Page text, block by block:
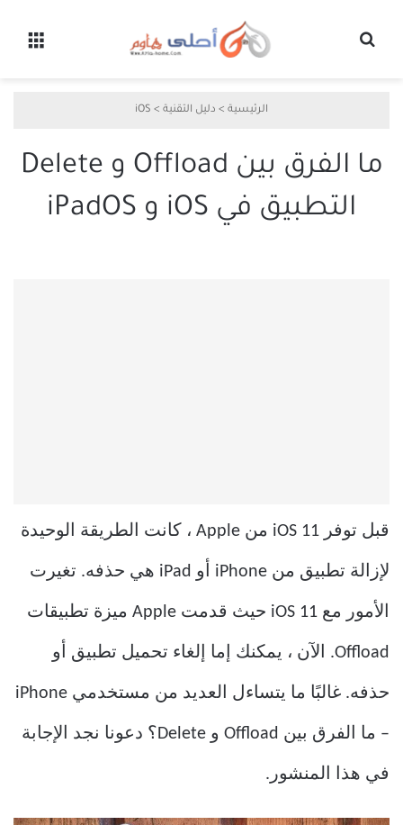
الرئيسية > دليل التقنية >
iOS
ما الفرق بين Offload و Delete
التطبيق في iOS و iPadOS
قبل توفر iOS 11 من Apple ، كانت الطريقة الوحيدة
لإزالة تطبيق من iPhone أو iPad هي حذفه. تغيرت
الأمور مع iOS 11 حيث قدمت Apple ميزة تطبيقات
Offload. الآن ، يمكنك إما إلغاء تحميل تطبيق أو
حذفه. غالبًا ما يتساءل العديد من مستخدمي iPhone
– ما الفرق بين Offload و Delete؟ دعونا نجد الإجابة
في هذا المنشور.